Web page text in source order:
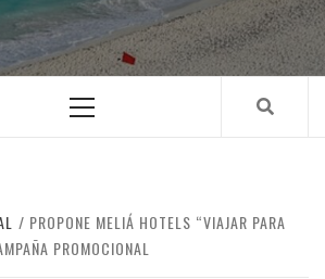
Menu
PROPONE MELIÁ HOTELS “VIAJAR PARA
PROMOCIONAL